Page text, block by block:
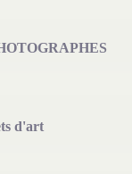
d'art